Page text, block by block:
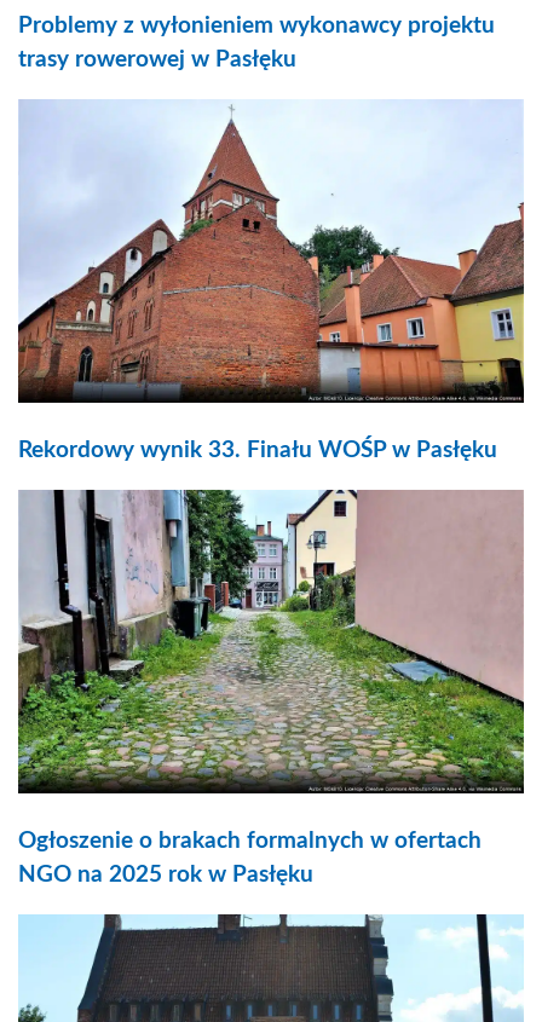
Problemy z wyłonieniem wykonawcy projektu
trasy rowerowej w Pasłęku
Rekordowy wynik 33. Finału WOŚP w Pasłęku
Ogłoszenie o brakach formalnych w ofertach
NGO na 2025 rok w Pasłęku